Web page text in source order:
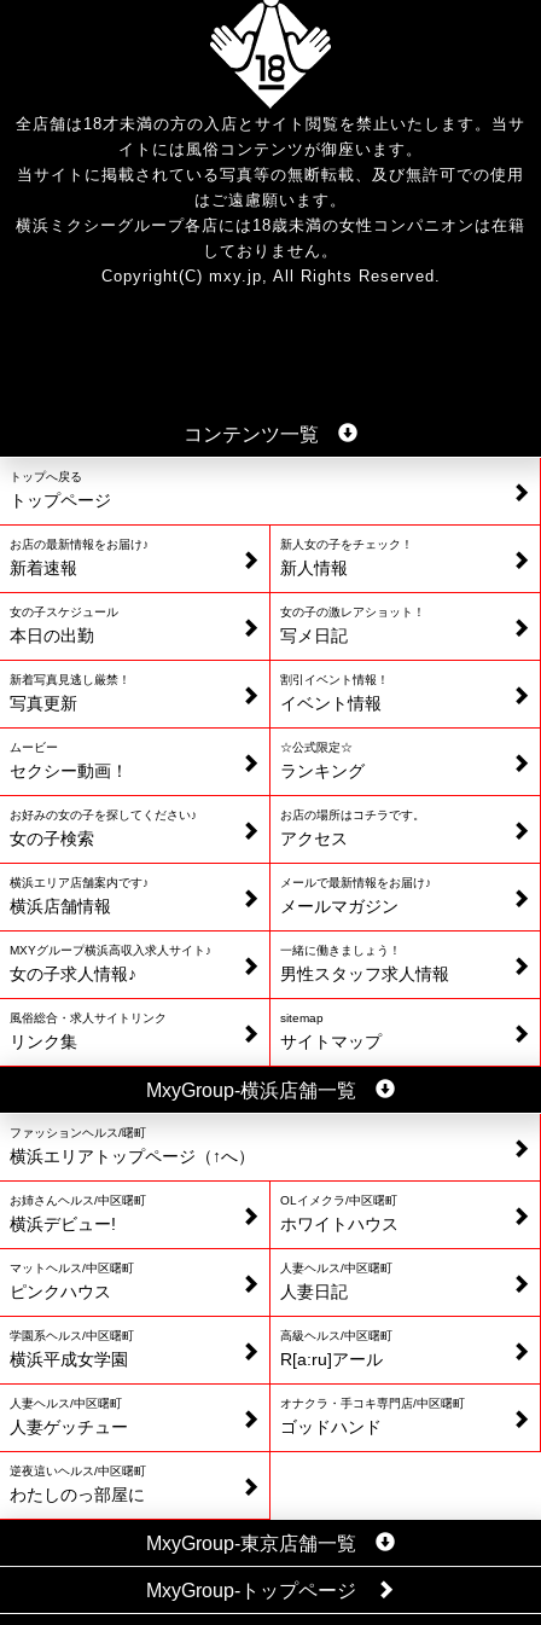
全店舗は18才未満の方の入店とサイト閲覧を禁止いたします。当サ
イトには風俗コンテンツが御座います。
当サイトに掲載されている写真等の無断転載、及び無許可での使用
はご遠慮願います。
横浜ミクシーグループ各店には18歳未満の女性コンパニオンは在籍
しておりません。
Copyright(C) mxy.jp, All Rights Reserved.
コンテンツ一覧
トップへ戻る
トップページ
お店の最新情報をお届け♪
新着速報
新人女の子をチェック！
新人情報
女の子スケジュール
本日の出勤
女の子の激レアショット！
写メ日記
新着写真見逃し厳禁！
写真更新
割引イベント情報！
イベント情報
ムービー
セクシー動画！
☆公式限定☆
ランキング
お好みの女の子を探してください♪
女の子検索
お店の場所はコチラです。
アクセス
横浜エリア店舗案内です♪
横浜店舗情報
メールで最新情報をお届け♪
メールマガジン
MXYグループ横浜高収入求人サイト♪
女の子求人情報♪
一緒に働きましょう！
男性スタッフ求人情報
風俗総合・求人サイトリンク
リンク集
sitemap
サイトマップ
MxyGroup-横浜店舗一覧
ファッションヘルス/曙町
横浜エリアトップページ（↑へ）
お姉さんヘルス/中区曙町
横浜デビュー!
OLイメクラ/中区曙町
ホワイトハウス
マットヘルス/中区曙町
ピンクハウス
人妻ヘルス/中区曙町
人妻日記
学園系ヘルス/中区曙町
横浜平成女学園
高級ヘルス/中区曙町
R[a:ru]アール
人妻ヘルス/中区曙町
人妻ゲッチュー
オナクラ・手コキ専門店/中区曙町
ゴッドハンド
逆夜這いヘルス/中区曙町
わたしのっ部屋に
MxyGroup-東京店舗一覧
MxyGroup-トップページ